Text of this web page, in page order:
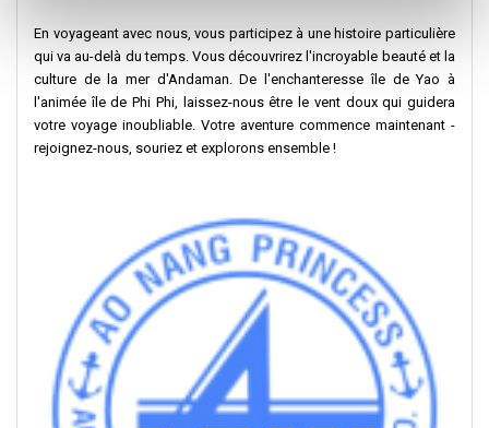
En voyageant avec nous, vous participez à une histoire particulière
qui va au-delà du temps. Vous découvrirez l'incroyable beauté et la
culture de la mer d'Andaman. De l'enchanteresse île de Yao à
l'animée île de Phi Phi, laissez-nous être le vent doux qui guidera
votre voyage inoubliable. Votre aventure commence maintenant -
rejoignez-nous, souriez et explorons ensemble !